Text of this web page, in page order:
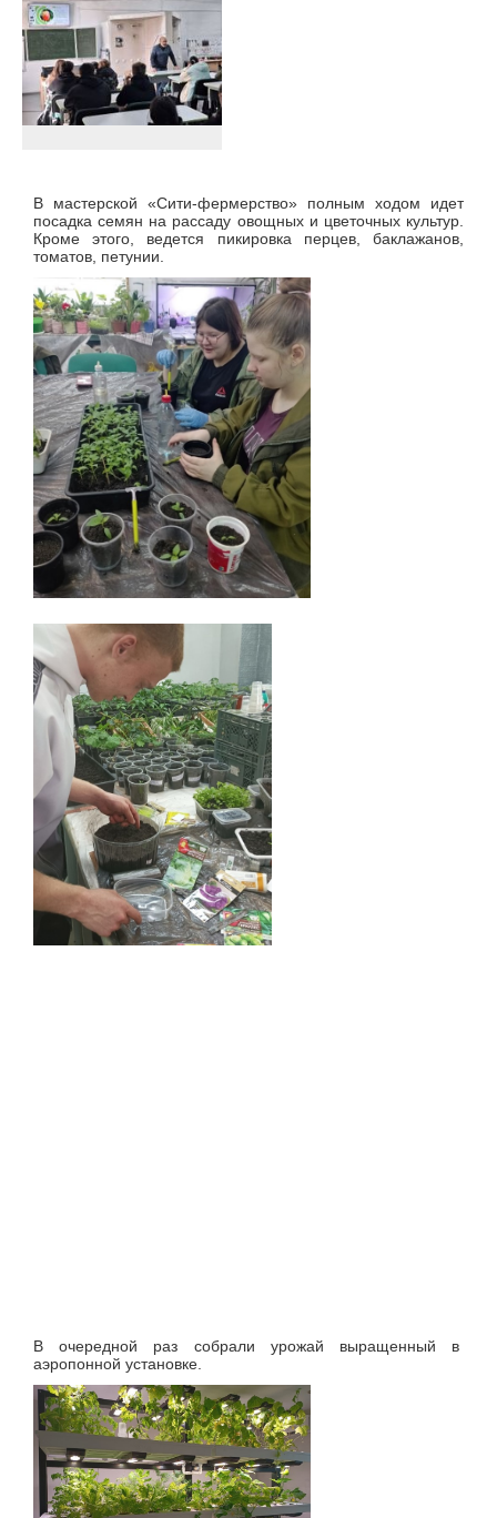
В мастерской «Сити-фермерство» полным ходом идет
посадка семян на рассаду овощных и цветочных культур.
Кроме этого, ведется пикировка перцев, баклажанов,
томатов, петунии.
В очередной раз собрали урожай выращенный в
аэропонной установке.